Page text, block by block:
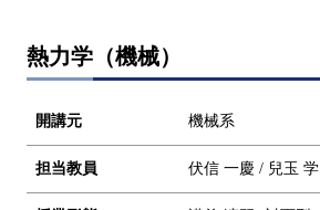
熱力学（機械）
開講元 機械系
担当教員 伏信 一慶 / 兒玉 学